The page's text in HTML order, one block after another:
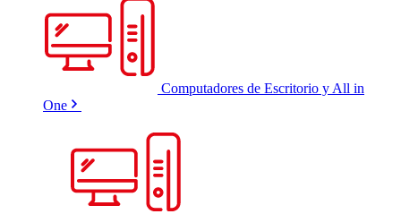
Computadores de Escritorio y All in
One